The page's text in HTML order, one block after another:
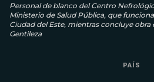
Personal de blanco del Centro
Ministerio de Salud Pública, que
Ciudad del Este, mientras concluye obra
Gentileza
PAÍS